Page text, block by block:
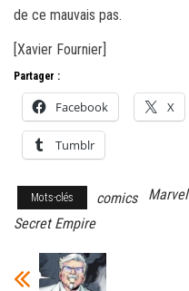
de ce mauvais pas.
[Xavier Fournier]
Partager :
Facebook X
Tumblr
Mots-clés comics Marvel
Secret Empire